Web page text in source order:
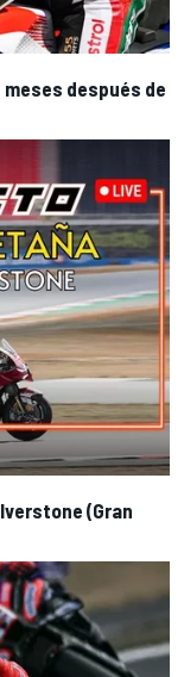
después de
(Gran